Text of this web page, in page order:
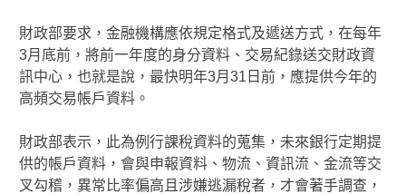
財政部要求，金融機構應依規定格式及遞送方式，在每年
3月底前，將前一年度的身分資料、交易紀錄送交財政資
訊中心，也就是說，最快明年3月31日前，應提供今年的
高頻交易帳戶資料。
財政部表示，此為例行課稅資料的蒐集，未來銀行定期提
供的帳戶資料，會與申報資料、物流、資訊流、金流等交
叉勾稽，異常比率偏高且涉嫌逃漏稅者，才會著手調查，